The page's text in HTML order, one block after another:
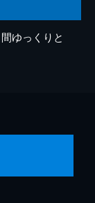
ゆっくりと